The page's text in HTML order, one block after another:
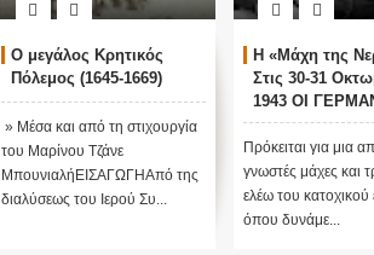
Ο μεγάλος Κρητικός
Πόλεμος (1645-1669)
» Μέσα και από τη στιχουργία
του Μαρίνου Τζάνε
ΜπουνιαλήΕΙΣΑΓΩΓΗΑπό της
διαλύσεως του Ιερού Συ...
Η «Μάχη της
Στις 30-31
1943 ΟΙ
ΤΟ ΚΚΕ και ο
Βελουχιώτης
ΣΥΝΔΥΑΣΜΕΝΑ
Ζέρβα... Στόχος
επίθεσης η
Πρόκειται για μια
γνωστές μάχες και
ελέω του κατοχικού
όπου δυνάμε...